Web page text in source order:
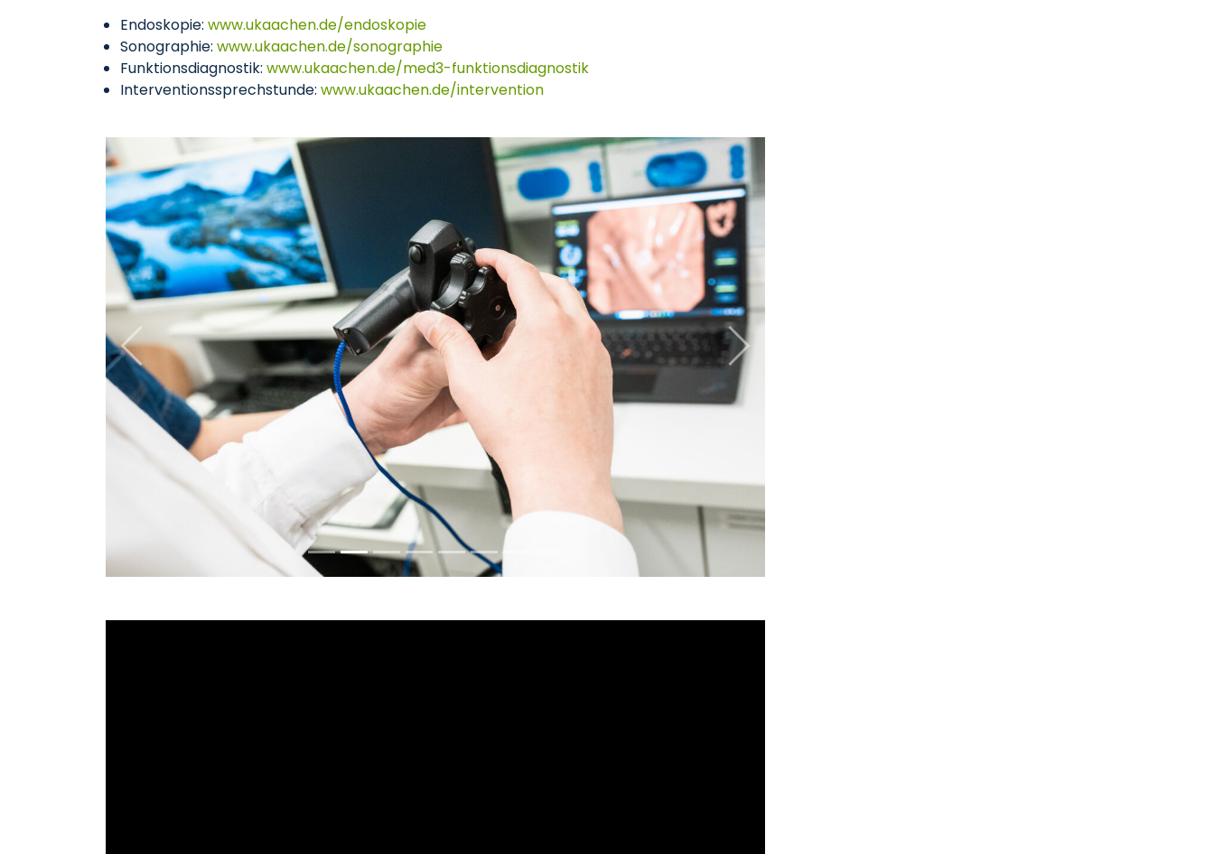
Endoskopie: www.ukaachen.de/endoskopie
Sonographie: www.ukaachen.de/sonographie
Funktionsdiagnostik: www.ukaachen.de/med3-funktionsdiagnostik
Interventionssprechstunde: www.ukaachen.de/intervention
Previous Next